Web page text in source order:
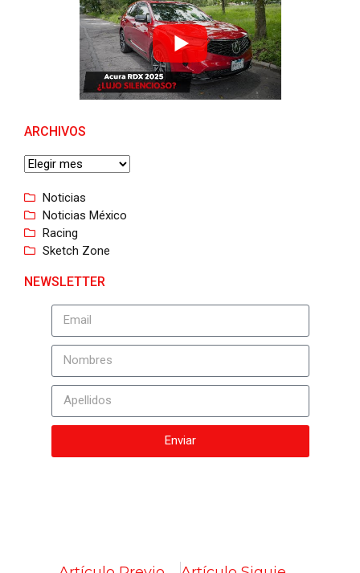
ARCHIVOS
Noticias
Noticias México
Racing
Sketch Zone
NEWSLETTER
Enviar